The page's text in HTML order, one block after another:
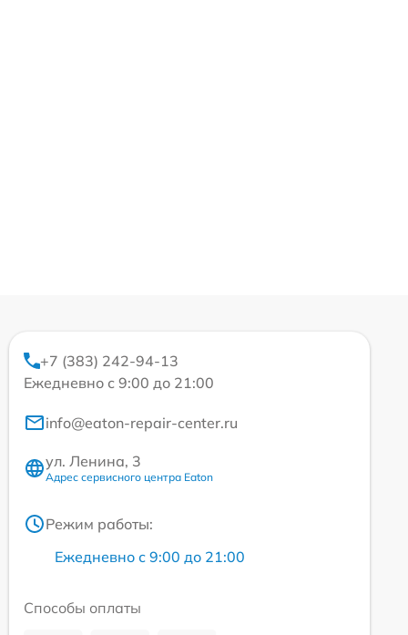
+7 (383) 242-94-13
Ежедневно с 9:00 до 21:00
info@eaton-repair-center.ru
ул. Ленина, 3
Адрес сервисного центра Eaton
Режим работы:
Ежедневно с 9:00 до 21:00
Способы оплаты